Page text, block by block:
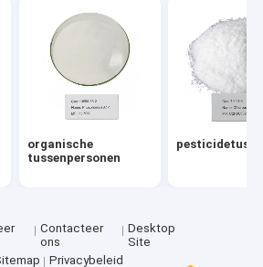
organische
tussenpersonen
Contacteer
ons
Desktop
Site
Privacybeleid